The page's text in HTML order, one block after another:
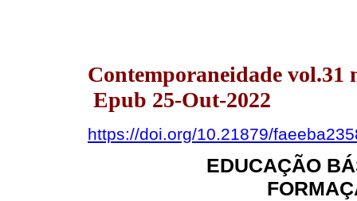
Contemporaneidade vol.31
Epub 25-Out-2022
https://doi.org/10.21879/
EDUCAÇÃO